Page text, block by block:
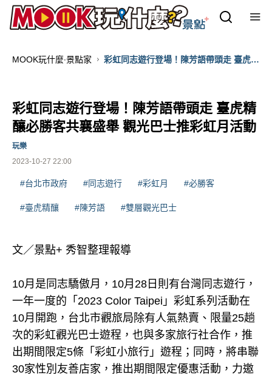
MOOK玩什麼‧景點家
彩虹同志遊行登場！陳芳語帶頭走 臺虎精
彩虹同志遊行登場！陳芳語帶頭走 臺虎精
釀必勝客共襄盛舉 觀光巴士推彩虹月活動
2023-10-27 22:00
玩樂
#台北市政府 #同志遊行 #彩虹月 #必勝客
#臺虎精釀 #陳芳語 #雙層觀光巴士
文／景點+ 秀智整理報導
10月是同志驕傲月，10月28日則有台灣同志遊行，
一年一度的「2023 Color Taipei」彩虹系列活動在
10月開跑，台北市觀旅局除有人氣熱賣、限量25趟
次的彩虹觀光巴士遊程，也與多家旅行社合作，推
出期間限定5條「彩虹小旅行」遊程；同時，將串聯
30家性別友善店家，推出期間限定優惠活動，力邀